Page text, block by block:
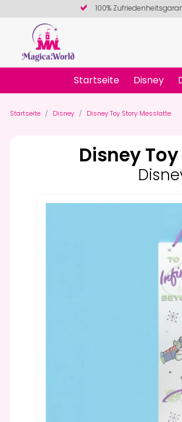
100%
Startseite Disney
Startseite Disney Disney Toy Story Messlatte
Disney